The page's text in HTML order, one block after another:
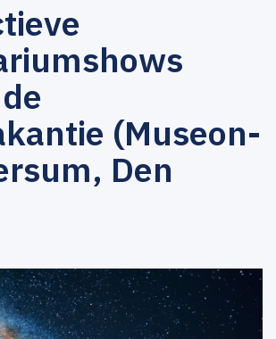
(Museon-
Den